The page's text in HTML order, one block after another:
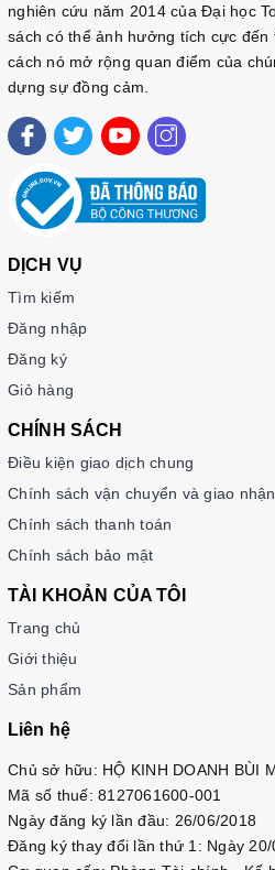
nghiên cứu năm 2014 của Đại học
sách có thể ảnh hưởng tích cực
cách nó mở rộng quan điểm của
dựng sự đồng cảm.
DỊCH VỤ
Tìm kiếm
Đăng nhập
Đăng ký
Giỏ hàng
CHÍNH SÁCH
Điều kiện giao dịch chung
Chính sách vận chuyển và giao nhận
Chính sách thanh toán
Chính sách bảo mật
TÀI KHOẢN CỦA TÔI
Trang chủ
Giới thiệu
Sản phẩm
Liên hệ
Chủ sở hữu: HỘ KINH DOANH BÙI
Mã số thuế: 8127061600-001
Ngày đăng ký lần đầu: 26/06/2018
Đăng ký thay đổi lần thứ 1: Ngày